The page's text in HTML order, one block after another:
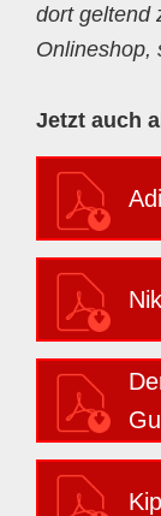
dort geltend
Onlineshop,
Jetzt auch